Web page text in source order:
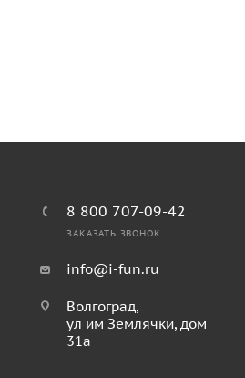
8 800 707-09-42
ЗАКАЗАТЬ ЗВОНОК
info@i-fun.ru
Волгоград,
ул им Землячки, дом
31а